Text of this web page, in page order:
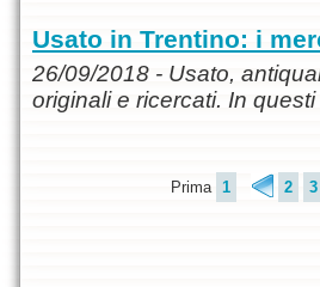
Usato in Trentino: i
26/09/2018 - Usato,
originali e ricercati. In
Prima 1 2 3